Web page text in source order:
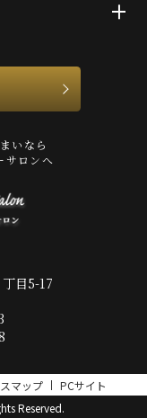
いなら
サロンへ
目5-17
マップ
PCサイト
Reserved.